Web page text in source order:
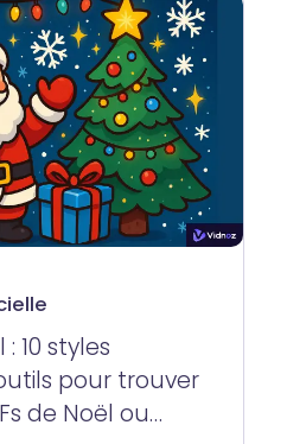
10 styles
pour trouver
de Noël ou